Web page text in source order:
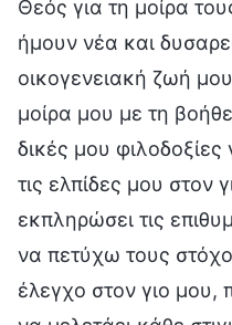
Θεός για τη μοίρα
ήμουν νέα και
οικογενειακή ζωή
μοίρα μου με τη
δικές μου
τις ελπίδες μου στον
εκπληρώσει τις
να πετύχω τους
έλεγχο στον γιο μου,